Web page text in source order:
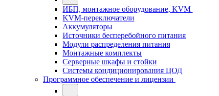
ИБП, монтажное оборудование, KVM
KVM-переключатели
Аккумуляторы
Источники бесперебойного питания
Модули распределения питания
Монтажные комплекты
Серверные шкафы и стойки
Системы кондиционирования ЦОД
Программное обеспечение и лицензии